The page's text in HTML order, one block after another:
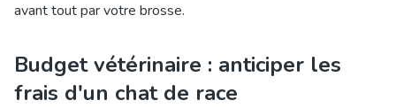
avant tout par votre brosse.
Budget vétérinaire : anticiper les
frais d'un chat de race